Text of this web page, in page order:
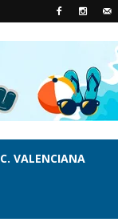
C. VALENCIANA